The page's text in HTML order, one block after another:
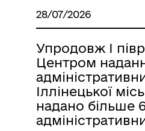
28/07/2026
Упродовж І
Центром
Іллінецької
надано більше